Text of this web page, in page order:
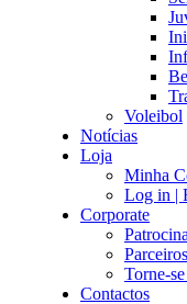
Voleibol
Notícias
Loja
Minha
Log in |
Corporate
Parceiros
Torne-
Contactos